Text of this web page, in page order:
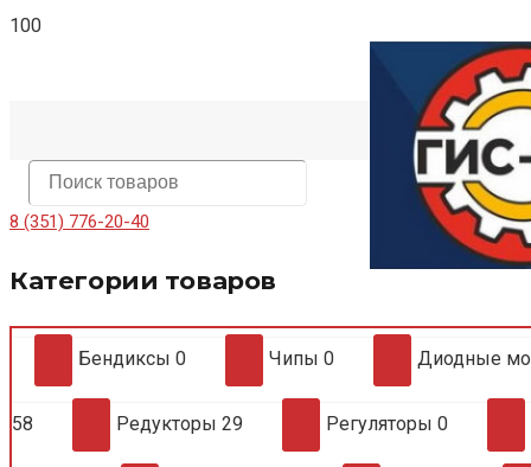
8 (351) 776-20-40
Категории товаров
Бендиксы 0 Чипы 0 Диодные
58 Редукторы 29 Регуляторы 0